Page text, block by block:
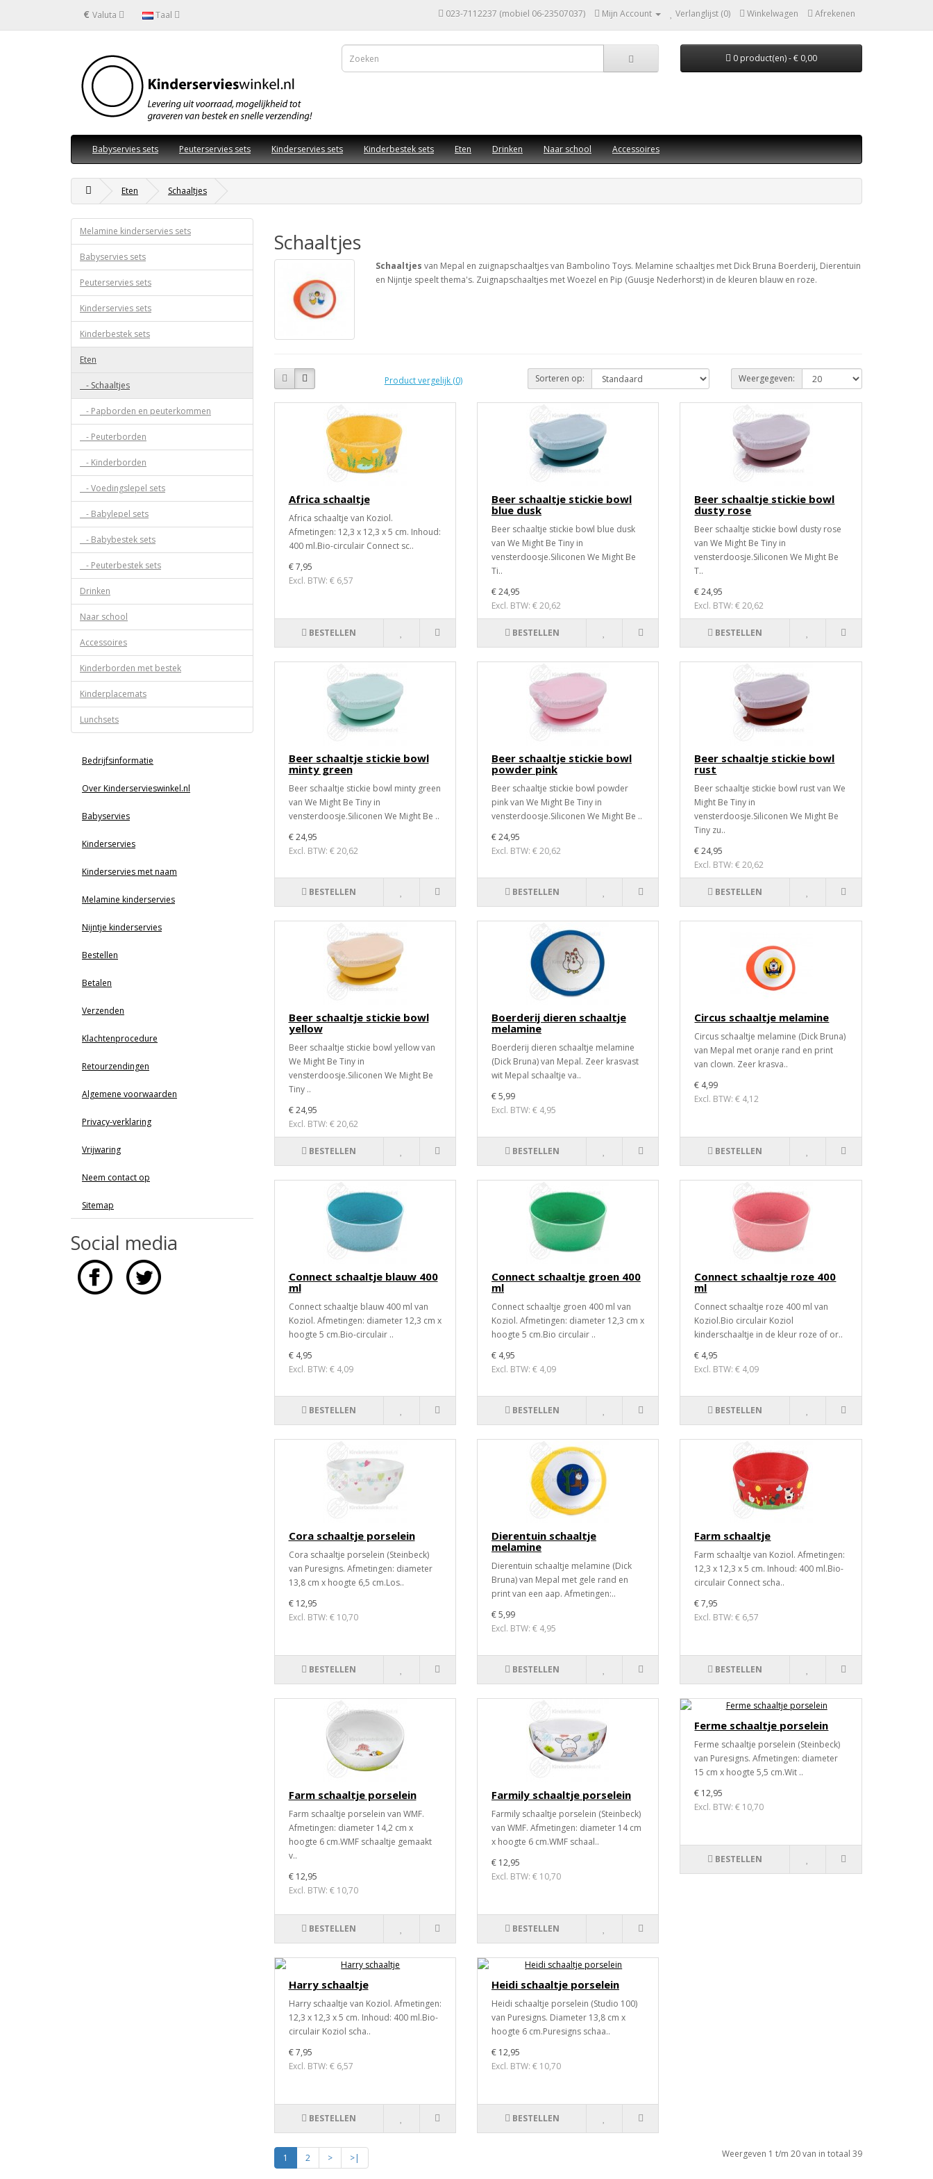
€ Valuta Taal 023-7112237 (mobiel 06-23507037) Mijn Account Verlanglijst (0) Winkelwagen Afrekenen
0 product(en) - € 0,00
Babyservies sets Peuterservies sets Kinderservies sets Kinderbestek sets Eten Drinken Naar school Accessoires
Eten Schaaltjes
Melamine kinderservies sets
Babyservies sets
Peuterservies sets
Kinderservies sets
Kinderbestek sets
Eten
- Schaaltjes
- Papborden en peuterkommen
- Peuterborden
- Kinderborden
- Voedingslepel sets
- Babylepel sets
- Babybestek sets
- Peuterbestek sets
Drinken
Naar school
Accessoires
Kinderborden met bestek
Kinderplacemats
Lunchsets
Bedrijfsinformatie
Over Kinderservieswinkel.nl
Babyservies
Kinderservies
Kinderservies met naam
Melamine kinderservies
Nijntje kinderservies
Bestellen
Betalen
Verzenden
Klachtenprocedure
Retourzendingen
Algemene voorwaarden
Privacy-verklaring
Vrijwaring
Neem contact op
Sitemap
Social media
Schaaltjes
Schaaltjes van Mepal en zuignapschaaltjes van Bambolino Toys. Melamine schaaltjes met Dick Bruna Boerderij, Dierentuin
en Nijntje speelt thema's. Zuignapschaaltjes met Woezel en Pip (Guusje Nederhorst) in de kleuren blauw en roze.
Product vergelijk (0) Sorteren op: Weergegeven:
Africa schaaltje
Africa schaaltje van Koziol.
Afmetingen: 12,3 x 12,3 x 5 cm. Inhoud:
400 ml.Bio-circulair Connect sc..
€ 7,95
Excl. BTW: € 6,57
BESTELLEN
Beer schaaltje stickie bowl
blue dusk
Beer schaaltje stickie bowl blue dusk
van We Might Be Tiny in
vensterdoosje.Siliconen We Might Be
Ti..
€ 24,95
Excl. BTW: € 20,62
BESTELLEN
Beer schaaltje stickie bowl
dusty rose
Beer schaaltje stickie bowl dusty rose
van We Might Be Tiny in
vensterdoosje.Siliconen We Might Be
T..
€ 24,95
Excl. BTW: € 20,62
BESTELLEN
Beer schaaltje stickie bowl
minty green
Beer schaaltje stickie bowl minty green
van We Might Be Tiny in
vensterdoosje.Siliconen We Might Be ..
€ 24,95
Excl. BTW: € 20,62
BESTELLEN
Beer schaaltje stickie bowl
powder pink
Beer schaaltje stickie bowl powder
pink van We Might Be Tiny in
vensterdoosje.Siliconen We Might Be ..
€ 24,95
Excl. BTW: € 20,62
BESTELLEN
Beer schaaltje stickie bowl
rust
Beer schaaltje stickie bowl rust van We
Might Be Tiny in
vensterdoosje.Siliconen We Might Be
Tiny zu..
€ 24,95
Excl. BTW: € 20,62
BESTELLEN
Beer schaaltje stickie bowl
yellow
Beer schaaltje stickie bowl yellow van
We Might Be Tiny in
vensterdoosje.Siliconen We Might Be
Tiny ..
€ 24,95
Excl. BTW: € 20,62
BESTELLEN
Boerderij dieren schaaltje
melamine
Boerderij dieren schaaltje melamine
(Dick Bruna) van Mepal. Zeer krasvast
wit Mepal schaaltje va..
€ 5,99
Excl. BTW: € 4,95
BESTELLEN
Circus schaaltje melamine
Circus schaaltje melamine (Dick Bruna)
van Mepal met oranje rand en print
van clown. Zeer krasva..
€ 4,99
Excl. BTW: € 4,12
BESTELLEN
Connect schaaltje blauw 400
ml
Connect schaaltje blauw 400 ml van
Koziol. Afmetingen: diameter 12,3 cm x
hoogte 5 cm.Bio-circulair ..
€ 4,95
Excl. BTW: € 4,09
BESTELLEN
Connect schaaltje groen 400
ml
Connect schaaltje groen 400 ml van
Koziol. Afmetingen: diameter 12,3 cm x
hoogte 5 cm.Bio circulair ..
€ 4,95
Excl. BTW: € 4,09
BESTELLEN
Connect schaaltje roze 400
ml
Connect schaaltje roze 400 ml van
Koziol.Bio circulair Koziol
kinderschaaltje in de kleur roze of or..
€ 4,95
Excl. BTW: € 4,09
BESTELLEN
Cora schaaltje porselein
Cora schaaltje porselein (Steinbeck)
van Puresigns. Afmetingen: diameter
13,8 cm x hoogte 6,5 cm.Los..
€ 12,95
Excl. BTW: € 10,70
BESTELLEN
Dierentuin schaaltje
melamine
Dierentuin schaaltje melamine (Dick
Bruna) van Mepal met gele rand en
print van een aap. Afmetingen:..
€ 5,99
Excl. BTW: € 4,95
BESTELLEN
Farm schaaltje
Farm schaaltje van Koziol. Afmetingen:
12,3 x 12,3 x 5 cm. Inhoud: 400 ml.Bio-
circulair Connect scha..
€ 7,95
Excl. BTW: € 6,57
BESTELLEN
Farm schaaltje porselein
Farm schaaltje porselein van WMF.
Afmetingen: diameter 14,2 cm x
hoogte 6 cm.WMF schaaltje gemaakt
v..
€ 12,95
Excl. BTW: € 10,70
BESTELLEN
Farmily schaaltje porselein
Farmily schaaltje porselein (Steinbeck)
van WMF. Afmetingen: diameter 14 cm
x hoogte 6 cm.WMF schaal..
€ 12,95
Excl. BTW: € 10,70
BESTELLEN
Ferme schaaltje porselein
Ferme schaaltje porselein (Steinbeck)
van Puresigns. Afmetingen: diameter
15 cm x hoogte 5,5 cm.Wit ..
€ 12,95
Excl. BTW: € 10,70
BESTELLEN
Harry schaaltje
Harry schaaltje van Koziol. Afmetingen:
12,3 x 12,3 x 5 cm. Inhoud: 400 ml.Bio-
circulair Koziol scha..
€ 7,95
Excl. BTW: € 6,57
BESTELLEN
Heidi schaaltje porselein
Heidi schaaltje porselein (Studio 100)
van Puresigns. Diameter 13,8 cm x
hoogte 6 cm.Puresigns schaa..
€ 12,95
Excl. BTW: € 10,70
BESTELLEN
1 2 > >| Weergeven 1 t/m 20 van in totaal 39